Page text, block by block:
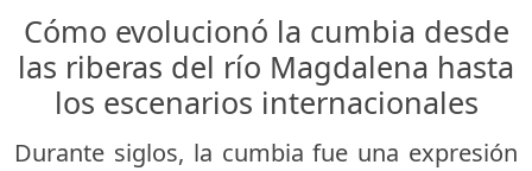
Cómo evolucionó la cumbia desde
las riberas del río Magdalena hasta
los escenarios internacionales
Durante siglos, la cumbia fue una expresión